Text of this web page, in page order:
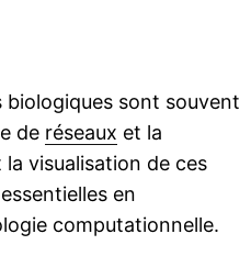
sont souvent
de réseaux et la
visualisation de ces
en
computationnelle.